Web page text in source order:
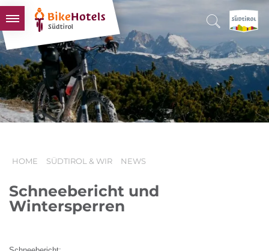
BIKEHOTELS
HOTELS & PAKETE
TOUREN & REVIERE
SÜDTIROL & WIR
HOME SÜDTIROL & WIR NEWS
Schneebericht und
Wintersperren